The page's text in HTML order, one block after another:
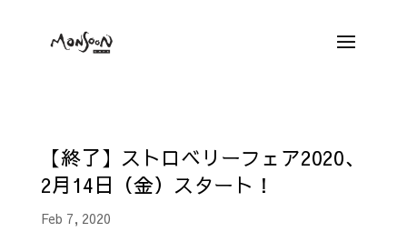
【終了】ストロベリーフェア2020、
2月14日（金）スタート！
Feb 7, 2020